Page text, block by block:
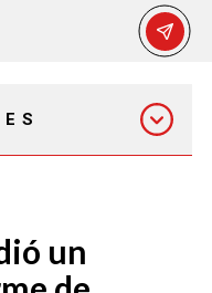
PM
un